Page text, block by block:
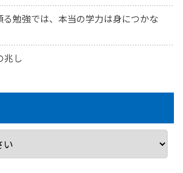
る勉強では、本当の学力は身につかな
兆し